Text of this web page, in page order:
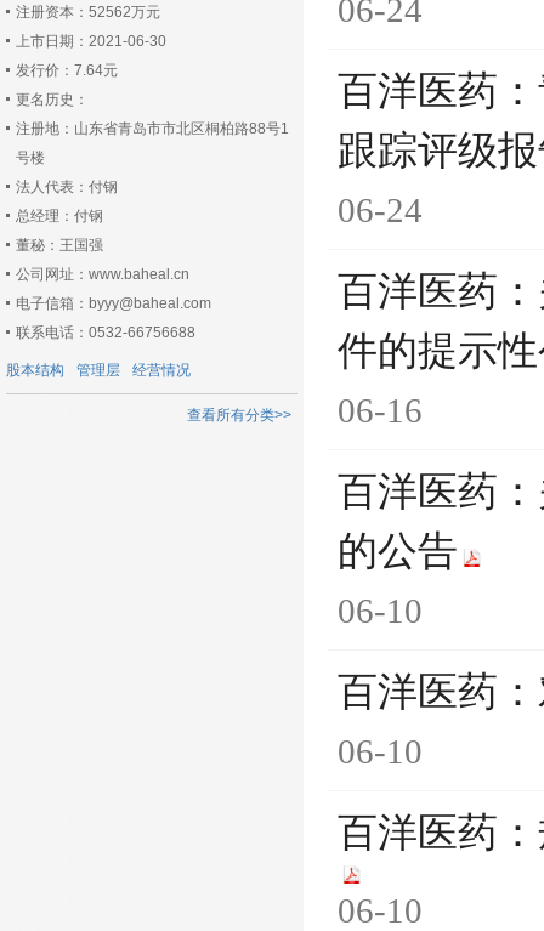
注册资本：52562万元
上市日期：2021-06-30
发行价：7.64元
更名历史：
注册地：山东省青岛市市北区桐柏路88号1
号楼
法人代表：付钢
总经理：付钢
董秘：王国强
公司网址：www.baheal.cn
电子信箱：byyy@baheal.com
联系电话：0532-66756688
股本结构 管理层 经营情况
查看所有分类>>
06-24
百洋医药
跟踪评级
06-24
百洋医药
件的提示
06-16
百洋医药
的公告
06-10
百洋医药
06-10
百洋医药
06-10